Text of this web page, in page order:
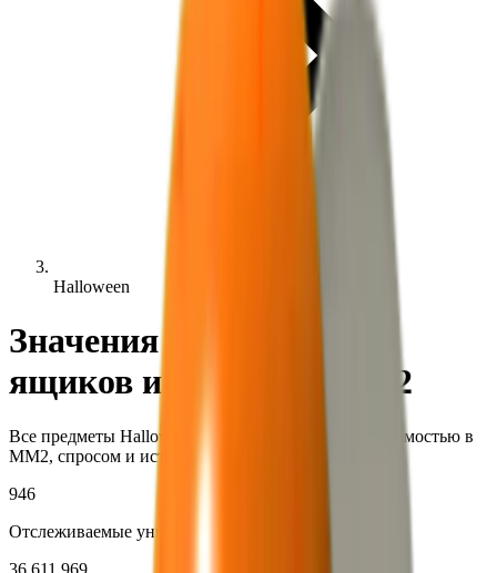
Halloween
Значения хэллоуинских
ящиков и ключей в MM2
Все предметы Halloween - редкости с реальной стоимостью в
MM2, спросом и историей.
946
Отслеживаемые уникальные предметы
36,611,969